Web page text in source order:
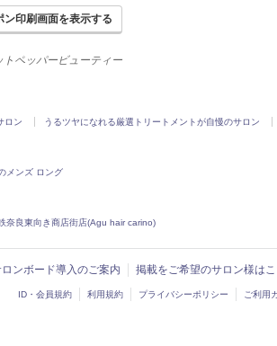
月分（58）
分
月分
月分（33）
月分（8）
月分 （6）
ン印刷画面を表示する
トペッパービューティー
ロン うるツヤになれる厳選トリートメントが自慢のサロン
メンズ ロング
奈良東向き商店街店(Agu hair carino)
ンボード導入のご案内 掲載をご希望のサロン様はこ
ID・会員規約 利用規約 プライバシーポリシー ご利用